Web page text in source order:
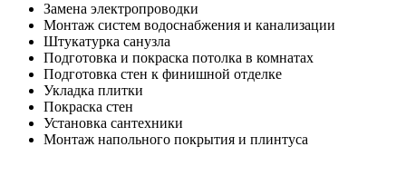
Замена электропроводки
Монтаж систем водоснабжения и канализации
Штукатурка санузла
Подготовка и покраска потолка в комнатах
Подготовка стен к финишной отделке
Укладка плитки
Покраска стен
Установка сантехники
Монтаж напольного покрытия и плинтуса